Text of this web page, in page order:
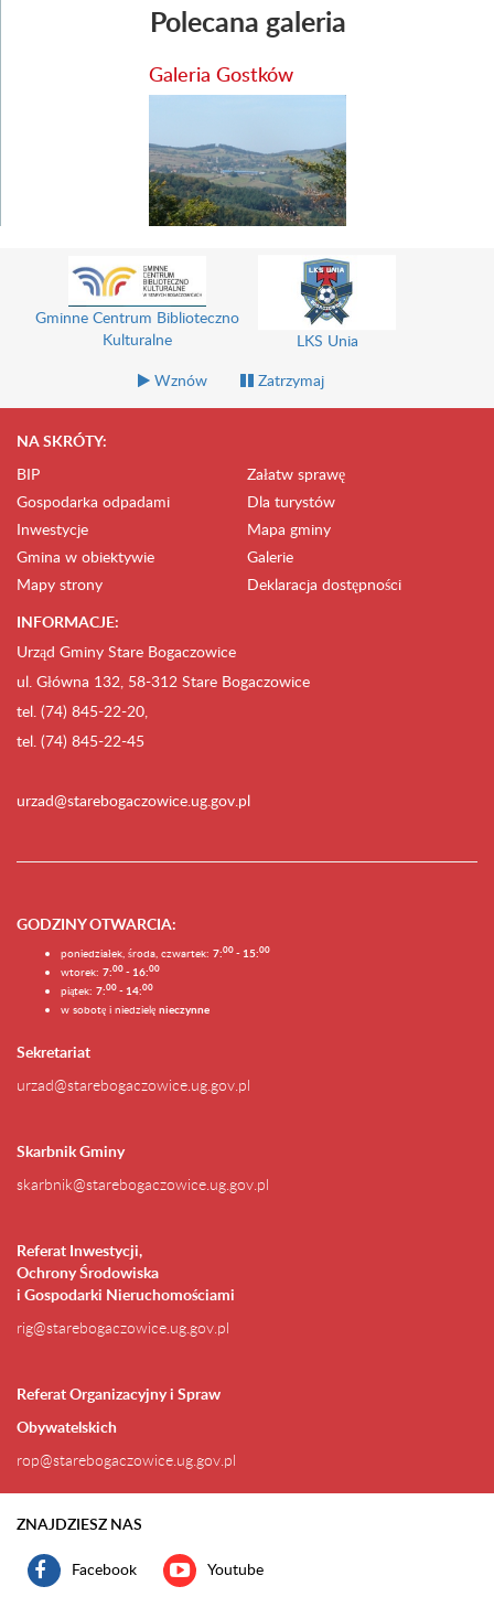
Polecana galeria
Galeria Gostków
Gminne Centrum Biblioteczno
Kulturalne
LKS Unia
Wznów
Zatrzymaj
NA SKRÓTY:
BIP
Załatw sprawę
Gospodarka odpadami
Dla turystów
Inwestycje
Mapa gminy
Gmina w obiektywie
Galerie
Mapy strony
Deklaracja dostępności
INFORMACJE:
Urząd Gminy Stare Bogaczowice
ul. Główna 132, 58-312 Stare Bogaczowice
tel. (74) 845-22-20,
tel. (74) 845-22-45
urzad@starebogaczowice.ug.gov.pl
GODZINY OTWARCIA:
poniedziałek, środa, czwartek: 7:00 - 15:00
wtorek: 7:00 - 16:00
piątek: 7:00 - 14:00
w sobotę i niedzielę nieczynne
Sekretariat
urzad@starebogaczowice.ug.gov.pl
Skarbnik Gminy
skarbnik@starebogaczowice.ug.gov.pl
Referat Inwestycji,
Ochrony Środowiska
i Gospodarki Nieruchomościami
rig@starebogaczowice.ug.gov.pl
Referat Organizacyjny i Spraw
Obywatelskich
rop@starebogaczowice.ug.gov.pl
ZNAJDZIESZ NAS
Facebook Youtube